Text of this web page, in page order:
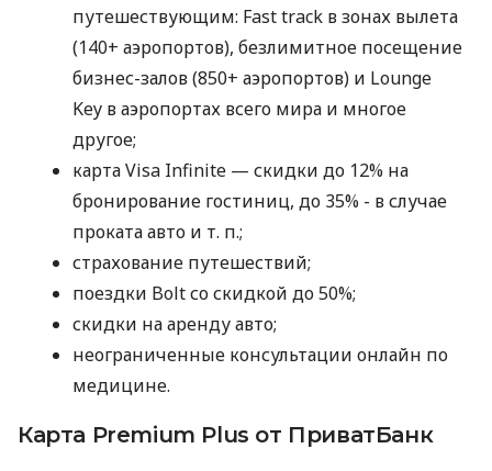
путешествующим: Fast track в зонах вылета
(140+ аэропортов), безлимитное посещение
бизнес-залов (850+ аэропортов) и Lounge
Key в аэропортах всего мира и многое
другое;
карта Visa Infinite — скидки до 12% на
бронирование гостиниц, до 35% - в случае
проката авто и т. п.;
страхование путешествий;
поездки Bolt со скидкой до 50%;
скидки на аренду авто;
неограниченные консультации онлайн по
медицине.
Карта Premium Plus от ПриватБанк